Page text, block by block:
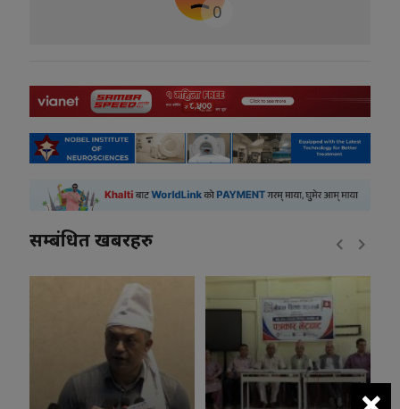
0
सम्बंधित खबरहरु